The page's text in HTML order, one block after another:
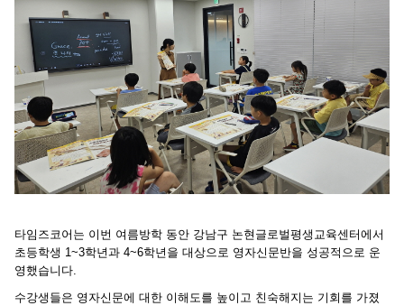
타임즈코어는 이번 여름방학 동안 강남구 논현글로벌평생교육센터에서
초등학생 1~3학년과 4~6학년을 대상으로 영자신문반을 성공적으로 운
영했습니다.
수강생들은 영자신문에 대한 이해도를 높이고 친숙해지는 기회를 가졌